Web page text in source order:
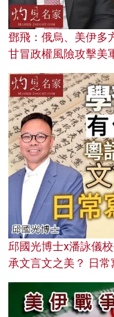
鄧飛：俄烏、美伊多
甘冒政權風險攻擊美
邱國光博士x潘詠儀
承文言文之美？ 日常